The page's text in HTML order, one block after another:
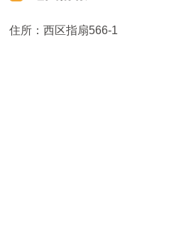
住所：西区指扇566-1